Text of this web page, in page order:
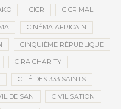
CICR CICR MALI
CINÉMA AFRICAIN
CINQUIÈME RÉPUBLIQUE
CIRA CHARITY
CITÉ DES 333 SAINTS
DE SAN CIVILISATION